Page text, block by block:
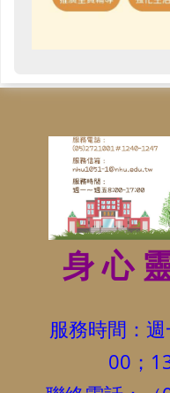
身 心
服務時間：
00；